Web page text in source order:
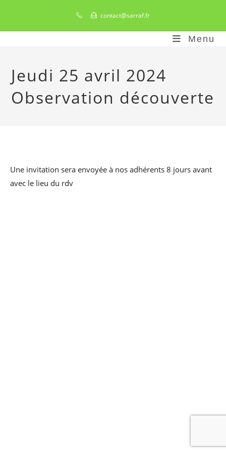
content
contact@sarraf.fr
Menu
Jeudi 25 avril 2024
Observation découverte
Une invitation sera envoyée à nos adhérents 8 jours avant
avec le lieu du rdv